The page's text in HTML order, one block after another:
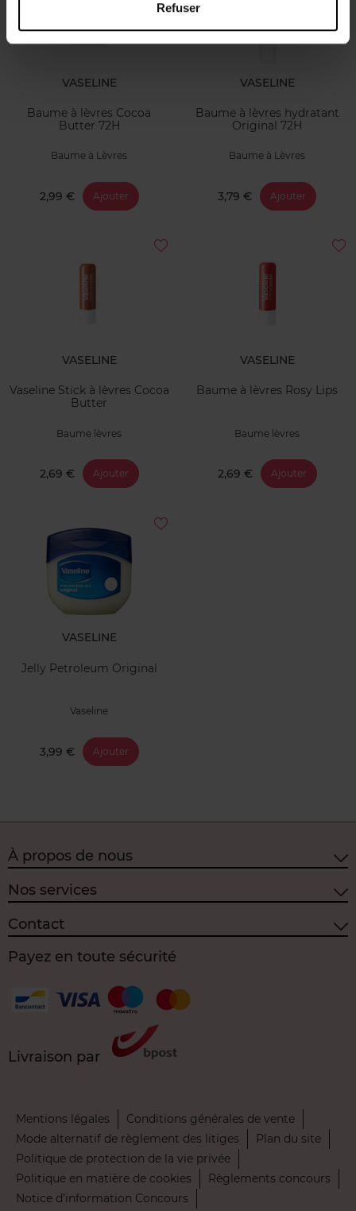
Refuser
VASELINE
Baume à lèvres Cocoa
Butter 72H
Baume à Lèvres
2,99 € Ajouter
VASELINE
Baume à lèvres hydratant
Original 72H
Baume à Lèvres
3,79 € Ajouter
VASELINE
Vaseline Stick à lèvres Cocoa
Butter
Baume lèvres
2,69 € Ajouter
VASELINE
Baume à lèvres Rosy Lips
Baume lèvres
2,69 € Ajouter
VASELINE
Jelly Petroleum Original
Vaseline
3,99 € Ajouter
À propos de nous
Nos services
Contact
Payez en toute sécurité
Livraison par
Mentions légales
Conditions générales de vente
Mode alternatif de règlement des litiges
Plan du site
Politique de protection de la vie privée
Politique en matière de cookies
Règlements concours
Notice d’information Concours